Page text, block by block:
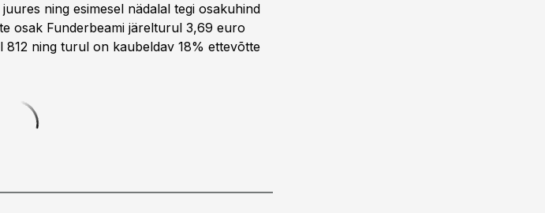
ning esimesel nädalal tegi osakuhind
osak Funderbeami järelturul 3,69 euro
ning turul on kaubeldav 18% ettevõtte